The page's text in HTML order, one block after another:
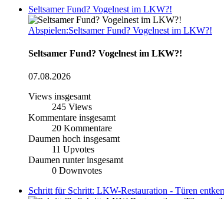
Seltsamer Fund? Vogelnest im LKW?!
Abspielen:Seltsamer Fund? Vogelnest im LKW?!
Seltsamer Fund? Vogelnest im LKW?!
07.08.2026
Views insgesamt
245 Views
Kommentare insgesamt
20 Kommentare
Daumen hoch insgesamt
11 Upvotes
Daumen runter insgesamt
0 Downvotes
Schritt für Schritt: LKW-Restauration - Türen